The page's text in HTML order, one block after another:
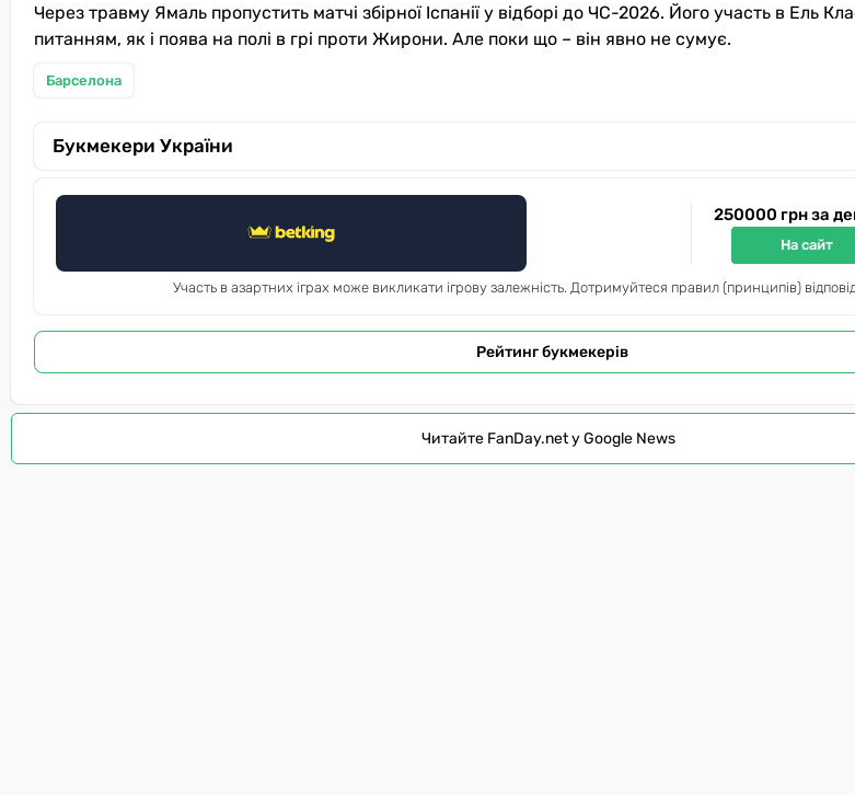
Через травму Ямаль пропустить матчі збірної Іспанії у відборі до ЧС-2026. Його участь в Ель
питанням, як і поява на полі в грі проти Жирони. Але поки що – він явно не сумує.
Барселона
Букмекери України
250000 грн за
На сайт
Участь в азартних іграх може викликати ігрову залежність. Дотримуйтеся правил (принципів)
Рейтинг букмекерів
Читайте FanDay.net у Google News